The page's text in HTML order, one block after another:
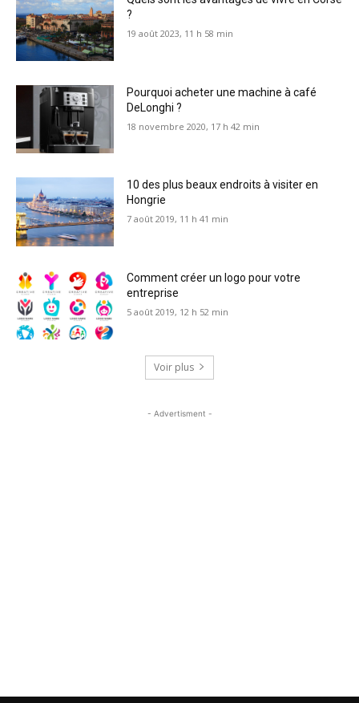
?
19 août 2023, 11 h 58 min
Pourquoi acheter une machine à café
DeLonghi ?
18 novembre 2020, 17 h 42 min
10 des plus beaux endroits à visiter en
Hongrie
7 août 2019, 11 h 41 min
Comment créer un logo pour votre
entreprise
5 août 2019, 12 h 52 min
Voir plus
- Advertisment -